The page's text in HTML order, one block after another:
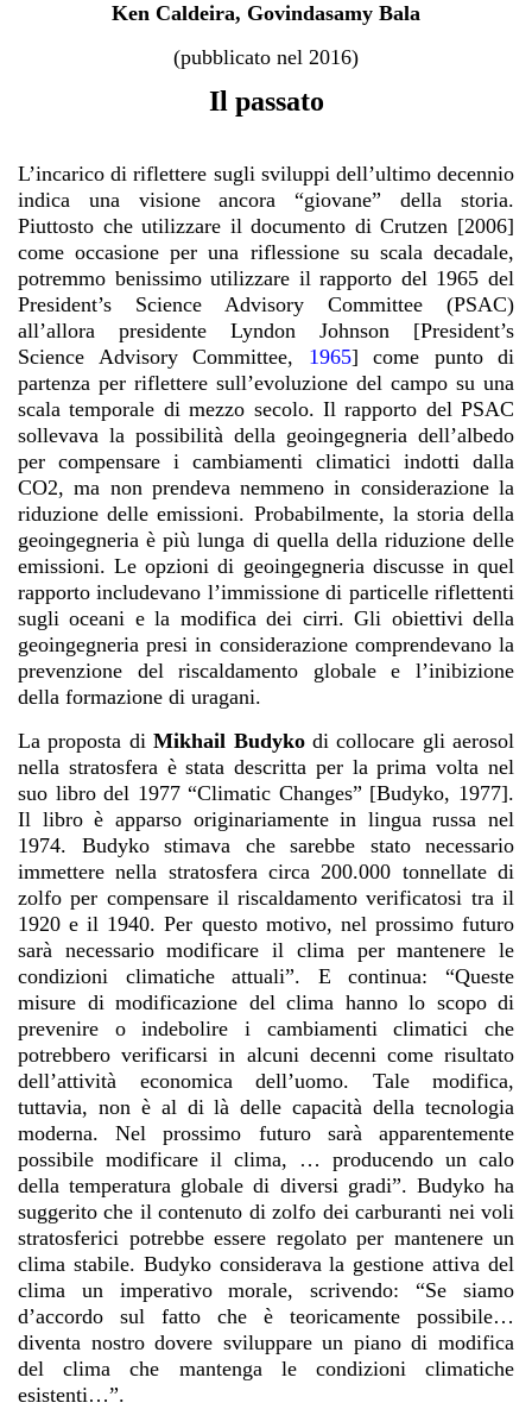
Ken Caldeira, Govindasamy Bala
(pubblicato nel 2016)
Il passato
L’incarico di riflettere sugli sviluppi dell’ultimo decennio
indica una visione ancora “giovane” della storia.
Piuttosto che utilizzare il documento di Crutzen [2006]
come occasione per una riflessione su scala decadale,
potremmo benissimo utilizzare il rapporto del 1965 del
President’s Science Advisory Committee (PSAC)
all’allora presidente Lyndon Johnson [President’s
Science Advisory Committee, 1965] come punto di
partenza per riflettere sull’evoluzione del campo su una
scala temporale di mezzo secolo. Il rapporto del PSAC
sollevava la possibilità della geoingegneria dell’albedo
per compensare i cambiamenti climatici indotti dalla
CO2, ma non prendeva nemmeno in considerazione la
riduzione delle emissioni. Probabilmente, la storia della
geoingegneria è più lunga di quella della riduzione delle
emissioni. Le opzioni di geoingegneria discusse in quel
rapporto includevano l’immissione di particelle riflettenti
sugli oceani e la modifica dei cirri. Gli obiettivi della
geoingegneria presi in considerazione comprendevano la
prevenzione del riscaldamento globale e l’inibizione
della formazione di uragani.
La proposta diMikhail Budyko di collocare gli aerosol
nella stratosfera è stata descritta per la prima volta nel
suo libro del 1977 “Climatic Changes” [Budyko, 1977].
Il libro è apparso originariamente in lingua russa nel
1974. Budyko stimava che sarebbe stato necessario
immettere nella stratosfera circa 200.000 tonnellate di
zolfo per compensare il riscaldamento verificatosi tra il
1920 e il 1940. Per questo motivo, nel prossimo futuro
sarà necessario modificare il clima per mantenere le
condizioni climatiche attuali”. E continua: “Queste
misure di modificazione del clima hanno lo scopo di
prevenire o indebolire i cambiamenti climatici che
potrebbero verificarsi in alcuni decenni come risultato
dell’attività economica dell’uomo. Tale modifica,
tuttavia, non è al di là delle capacità della tecnologia
moderna. Nel prossimo futuro sarà apparentemente
possibile modificare il clima, … producendo un calo
della temperatura globale di diversi gradi”. Budyko ha
suggerito che il contenuto di zolfo dei carburanti nei voli
stratosferici potrebbe essere regolato per mantenere un
clima stabile. Budyko considerava la gestione attiva del
clima un imperativo morale, scrivendo: “Se siamo
d’accordo sul fatto che è teoricamente possibile…
diventa nostro dovere sviluppare un piano di modifica
del clima che mantenga le condizioni climatiche
esistenti…”.